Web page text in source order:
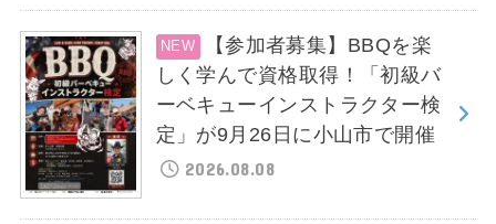
【参加者募集】BBQを楽
しく学んで資格取得！「初級バ
ーベキューインストラクター検
定」が9月26日に小山市で開催
2026.08.08